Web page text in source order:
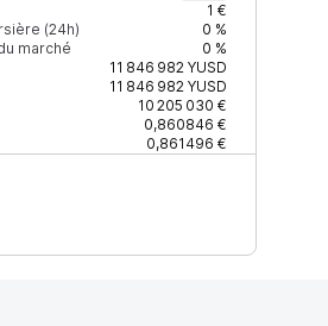
1 €
(24h)
0 %
marché
0 %
11 846 982YUSD
11 846 982YUSD
10 205 030 €
0,860846 €
0,861496 €
Confiance Mis à jour